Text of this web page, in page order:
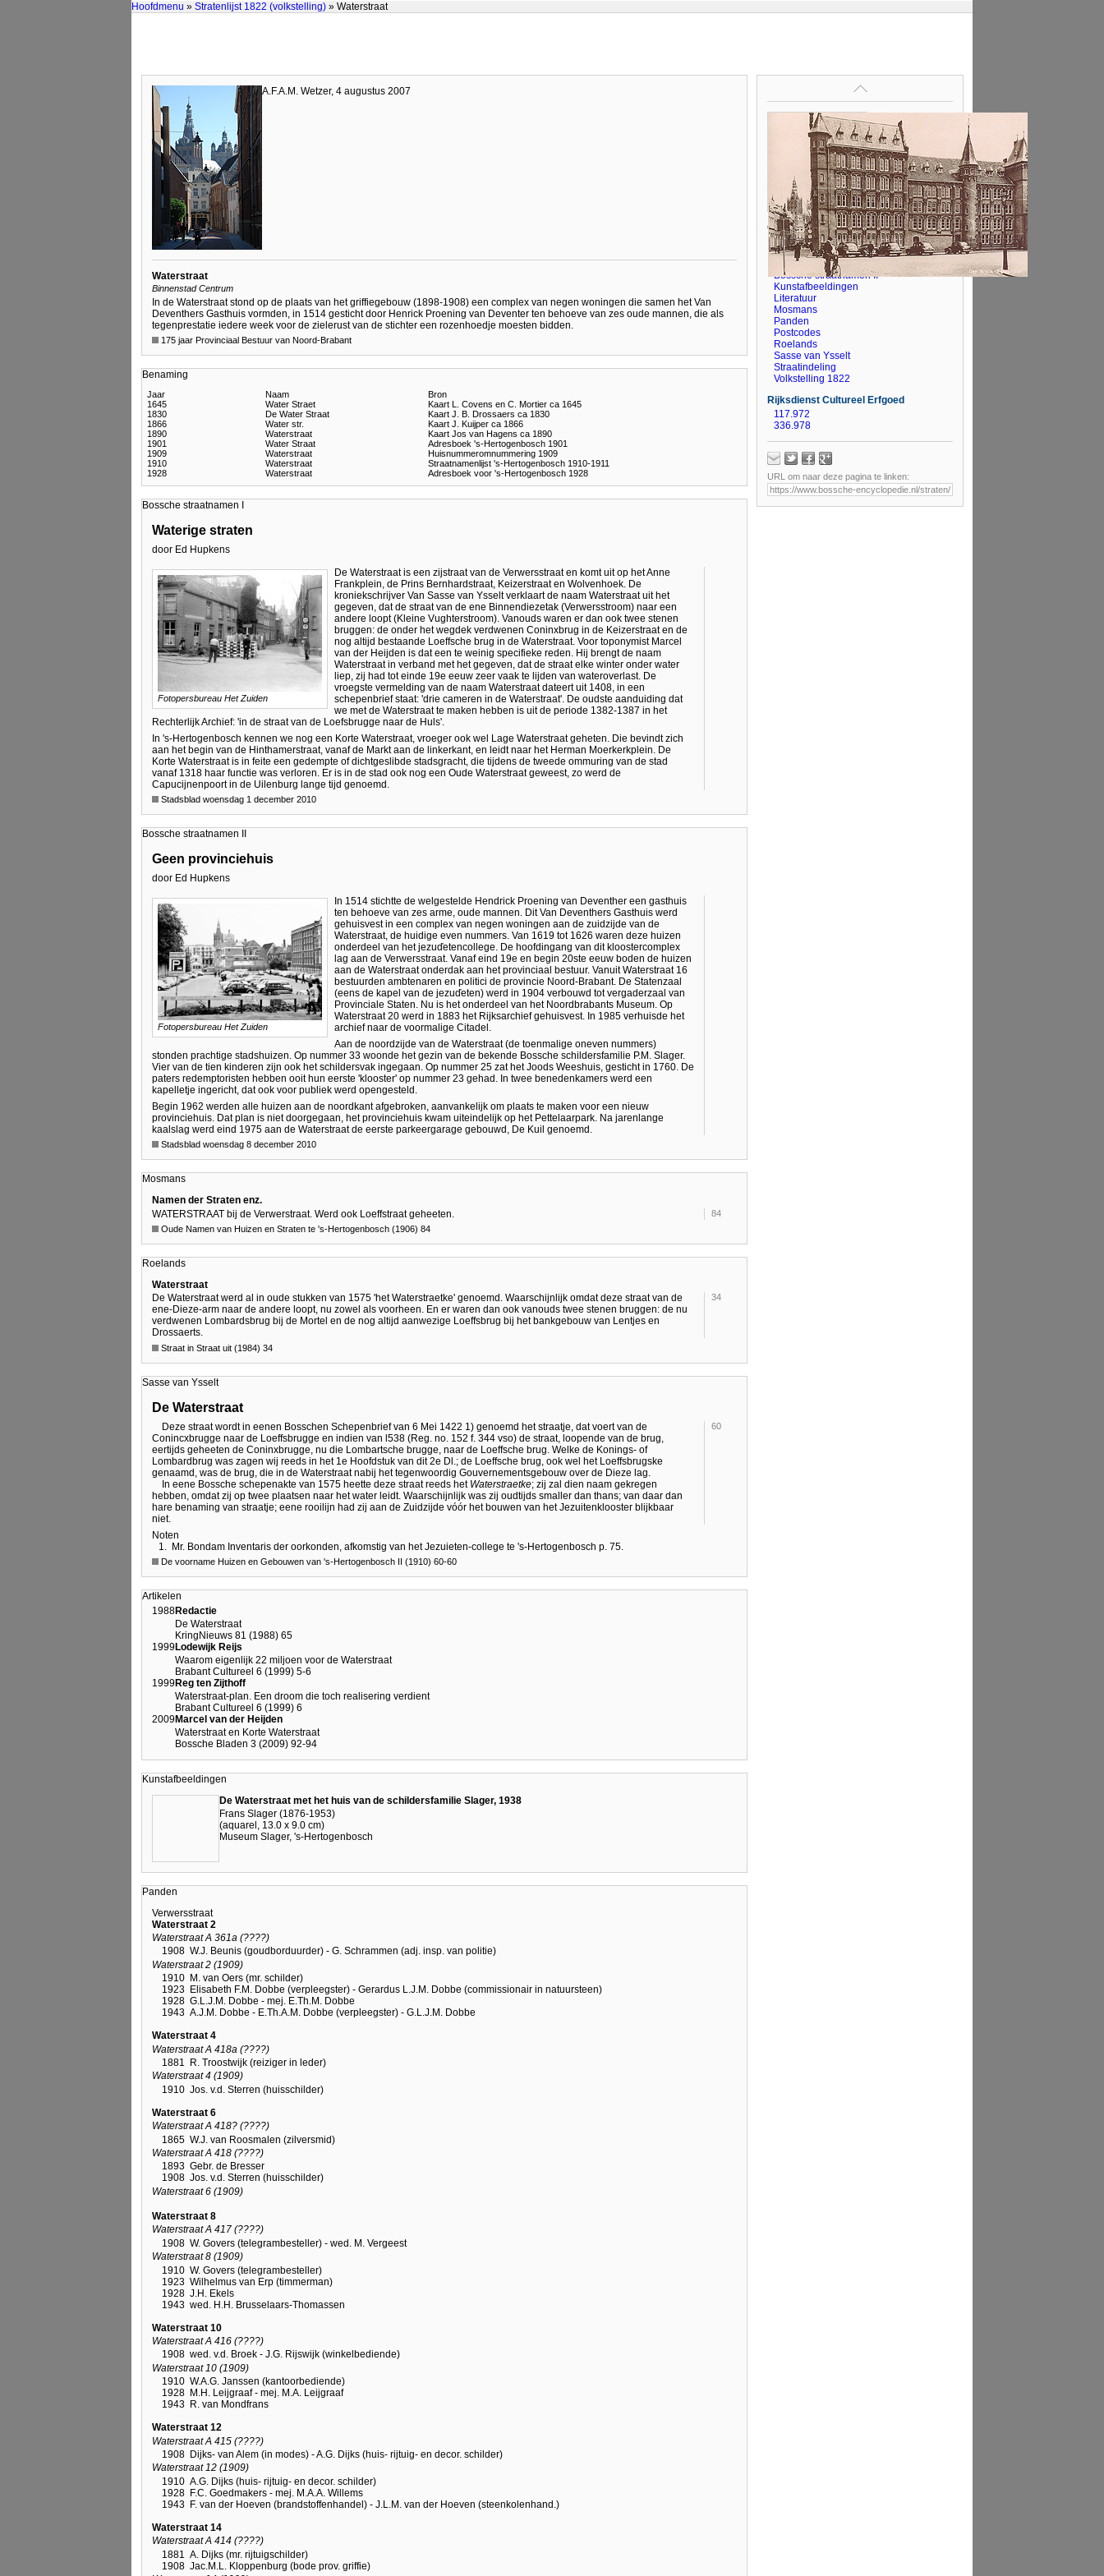
Hoofdmenu » Stratenlijst 1822 (volkstelling) » Waterstraat
A.F.A.M. Wetzer, 4 augustus 2007
Waterstraat
Binnenstad Centrum
In de Waterstraat stond op de plaats van het griffiegebouw (1898-1908) een complex van negen woningen die samen het Van
Deventhers Gasthuis vormden, in 1514 gesticht door Henrick Proening van Deventer ten behoeve van zes oude mannen, die als
tegenprestatie iedere week voor de zielerust van de stichter een rozenhoedje moesten bidden.
175 jaar Provinciaal Bestuur van Noord-Brabant
Benaming
Jaar Naam
Bron
1645
Water Straet
Kaart L. Covens en C. Mortier ca 1645
1830
De Water Straat
Kaart J. B. Drossaers ca 1830
1866
Water str.
Kaart J. Kuijper ca 1866
1890
Waterstraat
Kaart Jos van Hagens ca 1890
1901
Water Straat
Adresboek 's-Hertogenbosch 1901
1909
Waterstraat
Huisnummeromnummering 1909
1910
Waterstraat
Straatnamenlijst 's-Hertogenbosch 1910-1911
1928
Waterstraat Adresboek voor 's-Hertogenbosch 1928
Bossche straatnamen I
Waterige straten
door Ed Hupkens
Fotopersbureau Het Zuiden
De Waterstraat is een zijstraat van de Verwersstraat en komt uit op het Anne
Frankplein, de Prins Bernhardstraat, Keizerstraat en Wolvenhoek. De
kroniekschrijver Van Sasse van Ysselt verklaart de naam Waterstraat uit het
gegeven, dat de straat van de ene Binnendiezetak (Verwersstroom) naar een
andere loopt (Kleine Vughterstroom). Vanouds waren er dan ook twee stenen
bruggen: de onder het wegdek verdwenen Coninxbrug in de Keizerstraat en de
nog altijd bestaande Loeffsche brug in de Waterstraat. Voor toponymist Marcel
van der Heijden is dat een te weinig specifieke reden. Hij brengt de naam
Waterstraat in verband met het gegeven, dat de straat elke winter onder water
liep, zij had tot einde 19e eeuw zeer vaak te lijden van wateroverlast. De
vroegste vermelding van de naam Waterstraat dateert uit 1408, in een
schepenbrief staat: 'drie cameren in de Waterstraat'. De oudste aanduiding dat
we met de Waterstraat te maken hebben is uit de periode 1382-1387 in het
Rechterlijk Archief: 'in de straat van de Loefsbrugge naar de Huls'.
In 's-Hertogenbosch kennen we nog een Korte Waterstraat, vroeger ook wel Lage Waterstraat geheten. Die bevindt zich
aan het begin van de Hinthamerstraat, vanaf de Markt aan de linkerkant, en leidt naar het Herman Moerkerkplein. De
Korte Waterstraat is in feite een gedempte of dichtgeslibde stadsgracht, die tijdens de tweede ommuring van de stad
vanaf 1318 haar functie was verloren. Er is in de stad ook nog een Oude Waterstraat geweest, zo werd de
Capucijnenpoort in de Uilenburg lange tijd genoemd.
Stadsblad woensdag 1 december 2010
Bossche straatnamen II
Geen provinciehuis
door Ed Hupkens
Fotopersbureau Het Zuiden
In 1514 stichtte de welgestelde Hendrick Proening van Deventher een gasthuis
ten behoeve van zes arme, oude mannen. Dit Van Deventhers Gasthuis werd
gehuisvest in een complex van negen woningen aan de zuidzijde van de
Waterstraat, de huidige even nummers. Van 1619 tot 1626 waren deze huizen
onderdeel van het jezuďetencollege. De hoofdingang van dit kloostercomplex
lag aan de Verwersstraat. Vanaf eind 19e en begin 20ste eeuw boden de huizen
aan de Waterstraat onderdak aan het provinciaal bestuur. Vanuit Waterstraat 16
bestuurden ambtenaren en politici de provincie Noord-Brabant. De Statenzaal
(eens de kapel van de jezuďeten) werd in 1904 verbouwd tot vergaderzaal van
Provinciale Staten. Nu is het onderdeel van het Noordbrabants Museum. Op
Waterstraat 20 werd in 1883 het Rijksarchief gehuisvest. In 1985 verhuisde het
archief naar de voormalige Citadel.
Aan de noordzijde van de Waterstraat (de toenmalige oneven nummers)
stonden prachtige stadshuizen. Op nummer 33 woonde het gezin van de bekende Bossche schildersfamilie P.M. Slager.
Vier van de tien kinderen zijn ook het schildersvak ingegaan. Op nummer 25 zat het Joods Weeshuis, gesticht in 1760. De
paters redemptoristen hebben ooit hun eerste 'klooster' op nummer 23 gehad. In twee benedenkamers werd een
kapelletje ingericht, dat ook voor publiek werd opengesteld.
Begin 1962 werden alle huizen aan de noordkant afgebroken, aanvankelijk om plaats te maken voor een nieuw
provinciehuis. Dat plan is niet doorgegaan, het provinciehuis kwam uiteindelijk op het Pettelaarpark. Na jarenlange
kaalslag werd eind 1975 aan de Waterstraat de eerste parkeergarage gebouwd, De Kuil genoemd.
Stadsblad woensdag 8 december 2010
Mosmans
Namen der Straten enz.
WATERSTRAAT bij de Verwerstraat. Werd ook Loeffstraat geheeten.
84
Oude Namen van Huizen en Straten te 's-Hertogenbosch (1906) 84
Roelands
Waterstraat
De Waterstraat werd al in oude stukken van 1575 'het Waterstraetke' genoemd. Waarschijnlijk omdat deze straat van de
ene-Dieze-arm naar de andere loopt, nu zowel als voorheen. En er waren dan ook vanouds twee stenen bruggen: de nu
verdwenen Lombardsbrug bij de Mortel en de nog altijd aanwezige Loeffsbrug bij het bankgebouw van Lentjes en
Drossaerts.
34
Straat in Straat uit (1984) 34
Sasse van Ysselt
De Waterstraat
Deze straat wordt in eenen Bosschen Schepenbrief van 6 Mei 1422 1) genoemd het straatje, dat voert van de
Conincxbrugge naar de Loeffsbrugge en indien van l538 (Reg. no. 152 f. 344 vso) de straat, loopende van de brug,
eertijds geheeten de Coninxbrugge, nu die Lombartsche brugge, naar de Loeffsche brug. Welke de Konings- of
Lombardbrug was zagen wij reeds in het 1e Hoofdstuk van dit 2e Dl.; de Loeffsche brug, ook wel het Loeffsbrugske
genaamd, was de brug, die in de Waterstraat nabij het tegenwoordig Gouvernementsgebouw over de Dieze lag.
In eene Bossche schepenakte van 1575 heette deze straat reeds het Waterstraetke; zij zal dien naam gekregen
hebben, omdat zij op twee plaatsen naar het water leidt. Waarschijnlijk was zij oudtijds smaller dan thans; van daar dan
hare benaming van straatje; eene rooilijn had zij aan de Zuidzijde vóór het bouwen van het Jezuitenklooster blijkbaar
niet.
60
Noten
1.
Mr. Bondam Inventaris der oorkonden, afkomstig van het Jezuieten-college te 's-Hertogenbosch p. 75.
De voorname Huizen en Gebouwen van 's-Hertogenbosch II (1910) 60-60
Artikelen
1988Redactie
De Waterstraat
KringNieuws 81 (1988) 65
1999Lodewijk Reijs
Waarom eigenlijk 22 miljoen voor de Waterstraat
Brabant Cultureel 6 (1999) 5-6
1999Reg ten Zijthoff
Waterstraat-plan. Een droom die toch realisering verdient
Brabant Cultureel 6 (1999) 6
2009Marcel van der Heijden
Waterstraat en Korte Waterstraat
Bossche Bladen 3 (2009) 92-94
Kunstafbeeldingen
De Waterstraat met het huis van de schildersfamilie Slager, 1938
Frans Slager (1876-1953)
(aquarel, 13.0 x 9.0 cm)
Museum Slager, 's-Hertogenbosch
Panden
Verwersstraat
Waterstraat 2
Waterstraat A 361a (????)
1908 W.J. Beunis (goudborduurder) - G. Schrammen (adj. insp. van politie)
Waterstraat 2 (1909)
1910 M. van Oers (mr. schilder)
1923 Elisabeth F.M. Dobbe (verpleegster) - Gerardus L.J.M. Dobbe (commissionair in natuursteen)
1928 G.L.J.M. Dobbe - mej. E.Th.M. Dobbe
1943 A.J.M. Dobbe - E.Th.A.M. Dobbe (verpleegster) - G.L.J.M. Dobbe
Waterstraat 4
Waterstraat A 418a (????)
1881
R. Troostwijk (reiziger in leder)
Waterstraat 4 (1909)
1910 Jos. v.d. Sterren (huisschilder)
Waterstraat 6
Waterstraat A 418? (????)
1865 W.J. van Roosmalen (zilversmid)
Waterstraat A 418 (????)
1893 Gebr. de Bresser
1908 Jos. v.d. Sterren (huisschilder)
Waterstraat 6 (1909)
Waterstraat 8
Waterstraat A 417 (????)
1908 W. Govers (telegrambesteller) - wed. M. Vergeest
Waterstraat 8 (1909)
1910 W. Govers (telegrambesteller)
1923 Wilhelmus van Erp (timmerman)
1928 J.H. Ekels
1943 wed. H.H. Brusselaars-Thomassen
Waterstraat 10
Waterstraat A 416 (????)
1908 wed. v.d. Broek - J.G. Rijswijk (winkelbediende)
Waterstraat 10 (1909)
1910 W.A.G. Janssen (kantoorbediende)
1928 M.H. Leijgraaf - mej. M.A. Leijgraaf
1943 R. van Mondfrans
Waterstraat 12
Waterstraat A 415 (????)
1908 Dijks- van Alem (in modes) - A.G. Dijks (huis- rijtuig- en decor. schilder)
Waterstraat 12 (1909)
1910 A.G. Dijks (huis- rijtuig- en decor. schilder)
1928 F.C. Goedmakers - mej. M.A.A. Willems
1943 F. van der Hoeven (brandstoffenhandel) - J.L.M. van der Hoeven (steenkolenhand.)
Waterstraat 14
Waterstraat A 414 (????)
1881
A. Dijks (mr. rijtuigschilder)
1908 Jac.M.L. Kloppenburg (bode prov. griffie)
Op deze pagina
Artikelen
Benaming
Bossche straatnamen I
Bossche straatnamen II
Kunstafbeeldingen
Literatuur
Mosmans
Panden
Postcodes
Roelands
Sasse van Ysselt
Straatindeling
Volkstelling 1822
Rijksdienst Cultureel Erfgoed
117.972
336.978
URL om naar deze pagina te linken: